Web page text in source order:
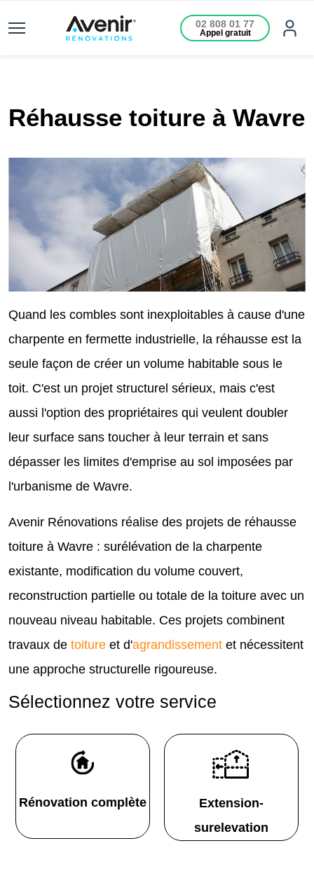
02 808 01 77
Appel gratuit
Réhausse toiture à Wavre
Quand les combles sont inexploitables à cause d'une
charpente en fermette industrielle, la réhausse est la
seule façon de créer un volume habitable sous le
toit. C'est un projet structurel sérieux, mais c'est
aussi l'option des propriétaires qui veulent doubler
leur surface sans toucher à leur terrain et sans
dépasser les limites d'emprise au sol imposées par
l'urbanisme de Wavre.
Avenir Rénovations réalise des projets de réhausse
toiture à Wavre : surélévation de la charpente
existante, modification du volume couvert,
reconstruction partielle ou totale de la toiture avec un
nouveau niveau habitable. Ces projets combinent
travaux de toiture et d'agrandissement et nécessitent
une approche structurelle rigoureuse.
Sélectionnez votre service
Rénovation complète
Extension-
surelevation